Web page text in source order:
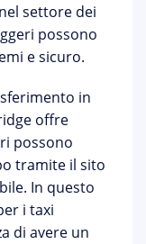
settore dei
possono
e sicuro.
in
offre
possono
tramite il sito
In questo
i taxi
di avere un